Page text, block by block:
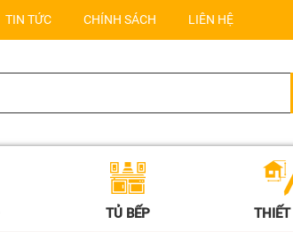
TIN TỨC CHÍNH SÁCH LIÊN HỆ
TỦ BẾP THIẾT